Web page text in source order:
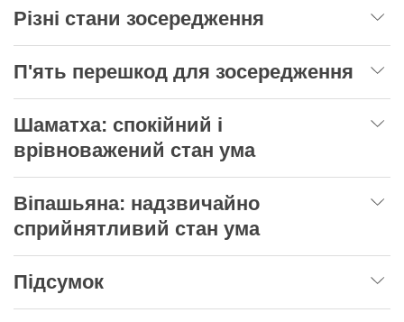
Різні стани зосередження
П'ять перешкод для зосередження
Шаматха: спокійний і
врівноважений стан ума
Віпашьяна: надзвичайно
сприйнятливий стан ума
Підсумок